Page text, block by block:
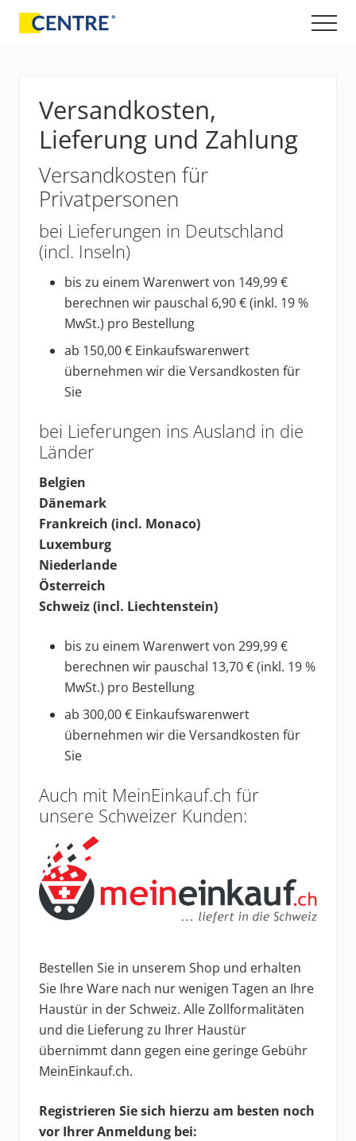
Menü
Skip
Zur
Fußzeile
Lagerungshilfen
orthopädischen
Produkten
Versandkosten,
Lieferung und Zahlung
Versandkosten für
Privatpersonen
bei Lieferungen in Deutschland
(incl. Inseln)
bis zu einem Warenwert von 149,99 €
berechnen wir pauschal 6,90 € (inkl. 19 %
MwSt.) pro Bestellung
ab 150,00 € Einkaufswarenwert
übernehmen wir die Versandkosten für
Sie
bei Lieferungen ins Ausland in die
Länder
Belgien
Dänemark
Frankreich (incl. Monaco)
Luxemburg
Niederlande
Österreich
Schweiz (incl. Liechtenstein)
bis zu einem Warenwert von 299,99 €
berechnen wir pauschal 13,70 € (inkl. 19 %
MwSt.) pro Bestellung
ab 300,00 € Einkaufswarenwert
übernehmen wir die Versandkosten für
Sie
Auch mit MeinEinkauf.ch für
unsere Schweizer Kunden:
Bestellen Sie in unserem Shop und erhalten
Sie Ihre Ware nach nur wenigen Tagen an Ihre
Haustür in der Schweiz. Alle Zollformalitäten
und die Lieferung zu Ihrer Haustür
übernimmt dann gegen eine geringe Gebühr
MeinEinkauf.ch.
Registrieren Sie sich hierzu am besten noch
vor Ihrer Anmeldung bei: